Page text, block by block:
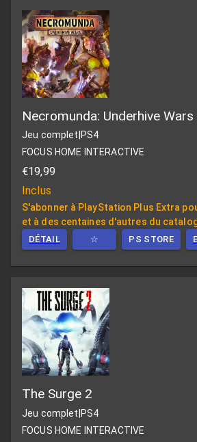
Necromunda: Underhive Wars
Jeu complet PS4
FOCUS HOME INTERACTIVE
€19,99
Inclus
S'abonner à PlayStation Plus Extra
et à des centaines d'autres du
DÉTAIL ☆ PS STORE
The Surge 2
Jeu complet PS4
FOCUS HOME INTERACTIVE